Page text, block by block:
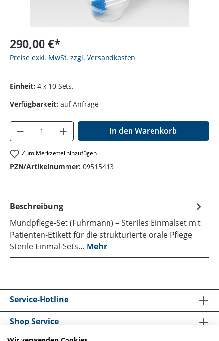
290,00 €*
Preise exkl. MwSt. zzgl. Versandkosten
Einheit: 4 x 10 Sets.
Verfügbarkeit: auf Anfrage
Produkt Anzahl: Gib den gewünschten
In den Warenkorb
Zum Merkzettel hinzufügen
PZN/Artikelnummer: 09515413
Beschreibung
Mundpflege-Set (Fuhrmann) – Steriles Einmalset mit
Patienten-Etikett für die strukturierte orale Pflege
Sterile Einmal-Sets… Mehr
Service-Hotline
Shop Service